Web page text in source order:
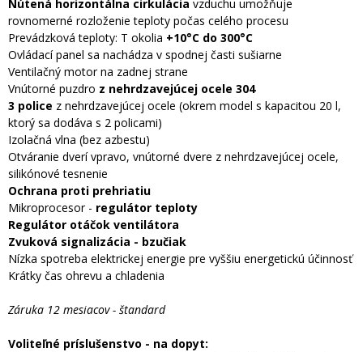
Nútená horizontálna cirkulácia vzduchu umožňuje
rovnomerné rozloženie teploty počas celého procesu
Prevádzková teploty: T okolia +10°C do 300°C
Ovládací panel sa nachádza v spodnej časti sušiarne
Ventilačný motor na zadnej strane
Vnútorné puzdro z nehrdzavejúcej ocele 304
3 police z nehrdzavejúcej ocele (okrem model s kapacitou 20 l,
ktorý sa dodáva s 2 policami)
Izolačná vlna (bez azbestu)
Otváranie dverí vpravo, vnútorné dvere z nehrdzavejúcej ocele,
silikónové tesnenie
Ochrana proti prehriatiu
Mikroprocesor - regulátor teploty
Regulátor otáčok ventilátora
Zvuková signalizácia - bzučiak
Nízka spotreba elektrickej energie pre vyššiu energetickú účinnosť
Krátky čas ohrevu a chladenia
Záruka 12 mesiacov - štandard
Voliteľné príslušenstvo - na dopyt: